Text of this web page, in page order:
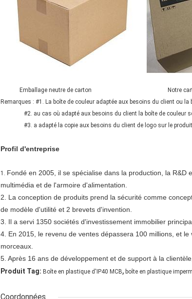
Emballage neutre de carton Notre carton
Remarques : #1. La boîte de couleur adaptée aux besoins du client ou la
#2. au cas où adapté aux besoins du client la boîte de couleur
#3. a adapté la copie aux besoins du client de logo sur le produit
Profil d'entreprise
1. Fondé en 2005, il se spécialise dans la production, la
multimédia et de l'armoire d'alimentation.
2. La conception de produits prend la sécurité comme
de modèle d'utilité et 2 brevets d'invention.
3. Il a servi 1350 sociétés d'investissement immobilier
4. En 2015, le revenu de ventes dépassera 100 millions, et
morceaux.
5. Après 16 ans de développement et de support à la
Produit Tag: Boîte en plastique d'IP40 MCB, boîte en plastique
Coordonnées